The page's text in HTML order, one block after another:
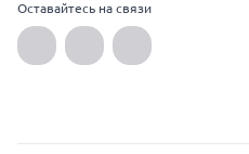
Оставайтесь на связи